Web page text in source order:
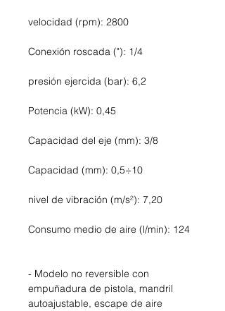
velocidad (rpm): 2800
Conexión roscada ("): 1/4
presión ejercida (bar): 6,2
Potencia (kW): 0,45
Capacidad del eje (mm): 3/8
Capacidad (mm): 0,5÷10
nivel de vibración (m/s²): 7,20
Consumo medio de aire (l/min): 124
- Modelo no reversible con
empuñadura de pistola, mandril
autoajustable, escape de aire